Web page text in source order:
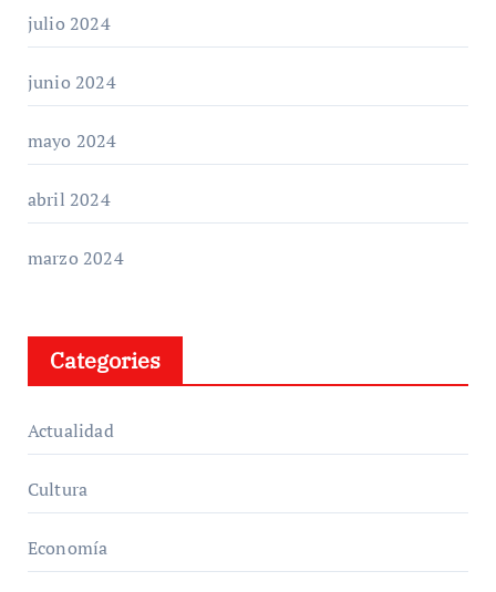
julio 2024
junio 2024
mayo 2024
abril 2024
marzo 2024
Categories
Actualidad
Cultura
Economía